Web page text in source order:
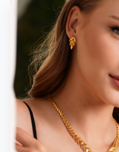
Yorumlar
İsim
Mesaj